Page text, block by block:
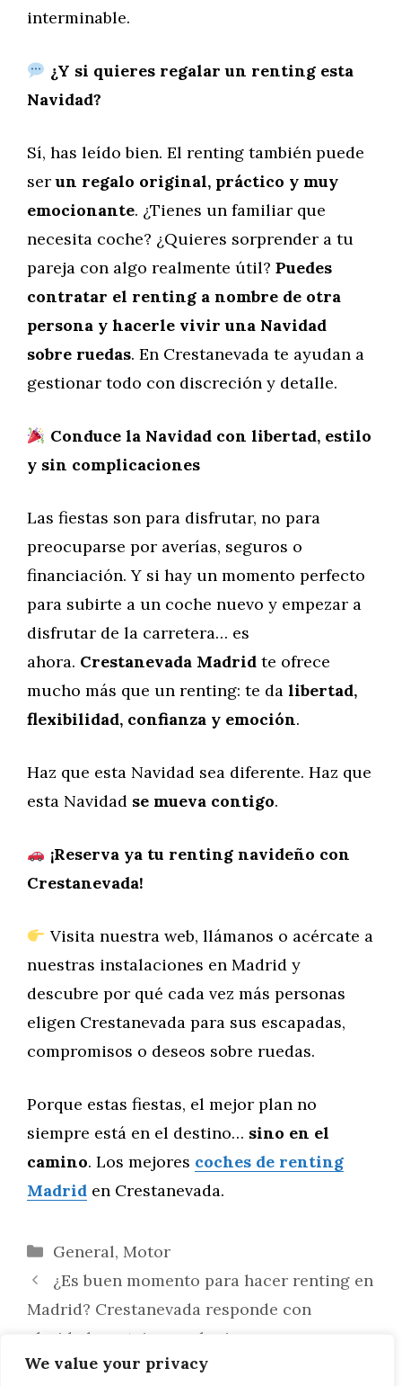
We value your privacy
interminable.
¿Y si quieres regalar un renting esta
Navidad?
Sí, has leído bien. El renting también puede
serun regalo original, práctico y muy
emocionante. ¿Tienes un familiar que
necesita coche? ¿Quieres sorprender a tu
pareja con algo realmente útil? Puedes
contratar el renting a nombre de otra
persona y hacerle vivir una Navidad
sobre ruedas. En Crestanevada te ayudan a
gestionar todo con discreción y detalle.
Conduce la Navidad con libertad, estilo
y sin complicaciones
Las fiestas son para disfrutar, no para
preocuparse por averías, seguros o
financiación. Y si hay un momento perfecto
para subirte a un coche nuevo y empezar a
disfrutar de la carretera… es
ahora. Crestanevada Madrid te ofrece
mucho más que un renting: te da libertad,
flexibilidad, confianza y emoción.
Haz que esta Navidad sea diferente. Haz que
esta Navidad se mueva contigo.
¡Reserva ya tu renting navideño con
Crestanevada!
Visita nuestra web, llámanos o acércate a
nuestras instalaciones en Madrid y
descubre por qué cada vez más personas
eligen Crestanevada para sus escapadas,
compromisos o deseos sobre ruedas.
Porque estas fiestas, el mejor plan no
siempre está en el destino… sino en el
camino. Los mejores coches de renting
Madrid en Crestanevada.
Categorías
General, Motor
¿Es buen momento para hacer renting en
Madrid? Crestanevada responde con
claridad, ventajas y soluciones
¿Qué renting elegir en 2025? Las